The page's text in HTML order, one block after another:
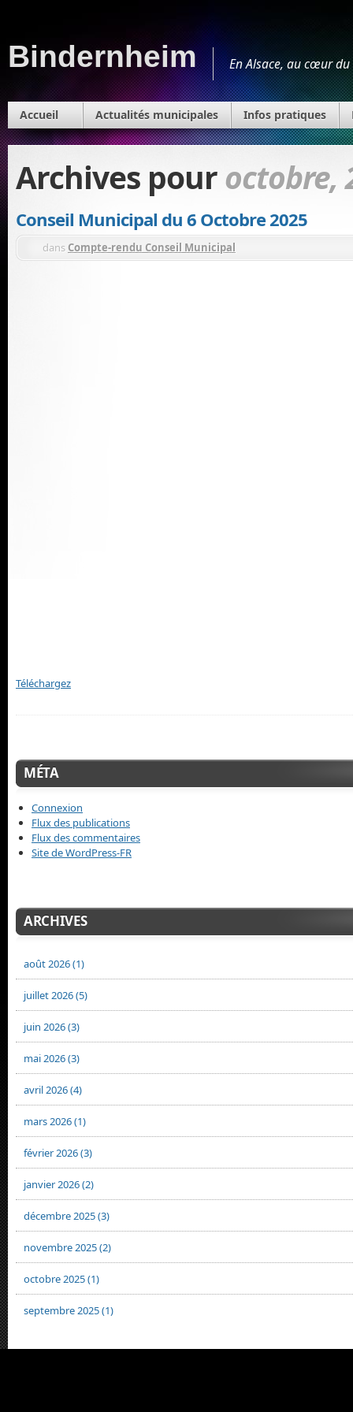
Bindernheim En Alsace, au cœur
Accueil Actualités municipales Infos pratiques
Archives pour octobre,
Conseil Municipal du 6 Octobre 2025
dans Compte-rendu Conseil Municipal
Téléchargez
MÉTA
Connexion
Flux des publications
Flux des commentaires
Site de WordPress-FR
ARCHIVES
août 2026 (1)
juillet 2026 (5)
juin 2026 (3)
mai 2026 (3)
avril 2026 (4)
mars 2026 (1)
février 2026 (3)
janvier 2026 (2)
décembre 2025 (3)
novembre 2025 (2)
octobre 2025 (1)
septembre 2025 (1)